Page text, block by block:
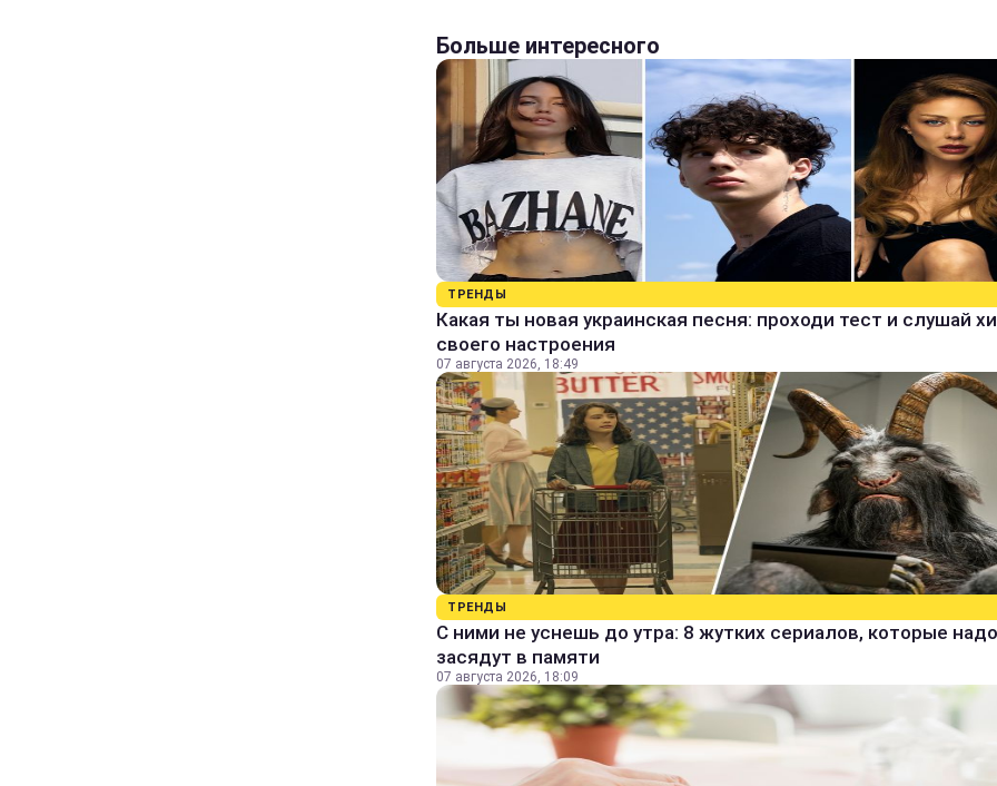
Больше интересного
ТРЕНДЫ
Какая ты новая украинская песня: проходи тест и слушай
своего настроения
07 августа 2026, 18:49
ТРЕНДЫ
С ними не уснешь до утра: 8 жутких сериалов, которые
засядут в памяти
07 августа 2026, 18:09